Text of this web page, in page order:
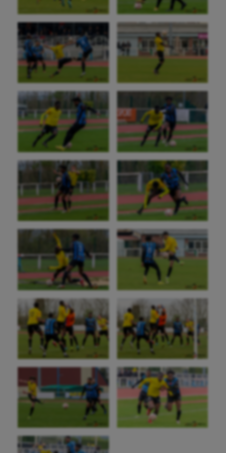
Football américain
Futsal
Golf
Gymnastique
Gymnastique rythmique
Haltérophilie
Handisport
Hippisme
Jeux Olympiques et Paralympiques
Kayak-polo
Korfbal
Longue paume
Moto
Natation
Natation artistique
Omnisports
Outdoor
Paddle
Parkour
Patinage artistique
Pétanque
Plongée